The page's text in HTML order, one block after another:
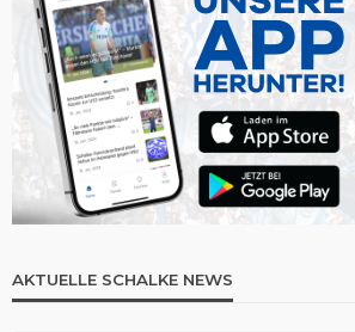
AKTUELLE SCHALKE NEWS